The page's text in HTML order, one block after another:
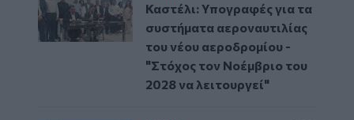
Καστέλι: Υπογραφές για τα
συστήματα αεροναυτιλίας
του νέου αεροδρομίου -
"Στόχος τον Νοέμβριο του
2028 να λειτουργεί"